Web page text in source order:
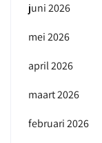
juni 2026
mei 2026
april 2026
maart 2026
februari 2026